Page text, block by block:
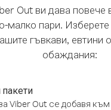
Out ви дава повече
малко пари.
гъвкави, евтини
обаждания:
Viber Out се добавя